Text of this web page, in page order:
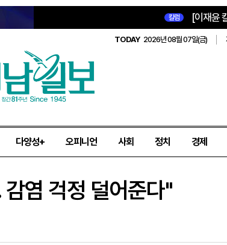
칼럼 [이재윤
TODAY 2026년 08월 07일(금)
다양성+ 오피니언 사회 정치 경제
염 걱정 덜어준다"